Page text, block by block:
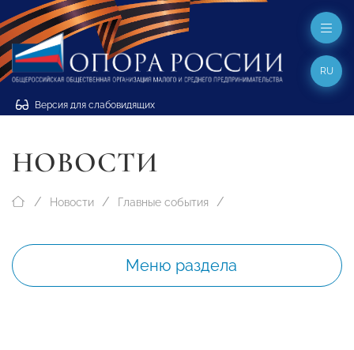
Версия для слабовидящих
RU
НОВОСТИ
Новости Главные события
Меню раздела